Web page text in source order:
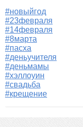
#новыйгод
#23февраля
#14февраля
#8марта
#пасха
#деньучителя
#деньмамы
#хэллоуин
#свадьба
#крещение